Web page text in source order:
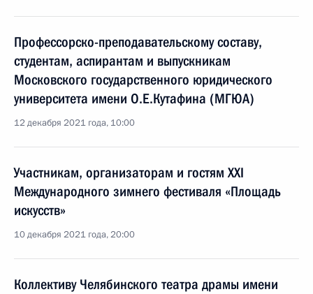
Профессорско-преподавательскому составу,
студентам, аспирантам и выпускникам
Московского государственного юридического
университета имени О.Е.Кутафина (МГЮА)
12 декабря 2021 года, 10:00
Участникам, организаторам и гостям XXI
Международного зимнего фестиваля «Площадь
искусств»
10 декабря 2021 года, 20:00
Коллективу Челябинского театра драмы имени